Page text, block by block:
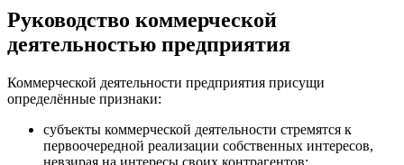
Руководство коммерческой
деятельностью предприятия
Коммерческой деятельности предприятия присущи
определённые признаки:
субъекты коммерческой деятельности стремятся к
первоочередной реализации собственных интересов,